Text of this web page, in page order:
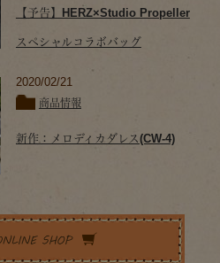
【予告】HERZ×Studio Propeller
スペシャルコラボバッグ
2020/02/21
商品情報
新作：メロディカダレス(CW-4)